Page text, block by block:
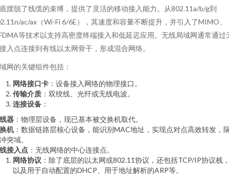
摆脱了线缆的束缚，提供了灵活的移动接入能力。从802.11a/b/g到
ac/ax（Wi-Fi 6/6E），其速度和容量不断提升，并引入了MIMO、
等技术以支持高密度终端接入和低延迟应用。无线局域网通常通过
入点连接到有线以太网骨干，形成混合网络。
网的关键组件包括：
网络接口卡 ：设备接入网络的物理接口。
传输介质 ：双绞线、光纤或无线电波。
连接设备 ：
器 ：物理层设备，现已基本被交换机取代。
机：数据链路层核心设备，能识别MAC地址，实现点对点高效转发，
突域。
接入点 ：无线网络的中心连接点。
网络协议 ：除了底层的以太网或802.11协议，还包括TCP/IP协议栈
以及用于自动配置的DHCP、用于地址解析的ARP等。